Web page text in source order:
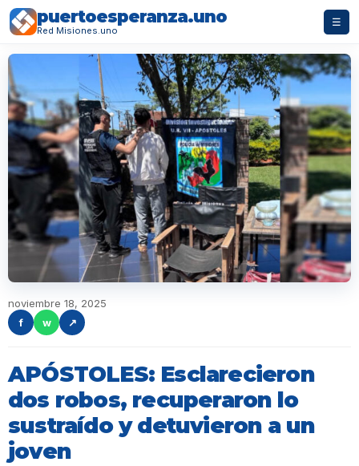
puertoesperanza.uno
Red Misiones.uno
☰
noviembre 18, 2025
f
w ↗
APÓSTOLES: Esclarecieron
dos robos, recuperaron lo
sustraído y detuvieron a un
joven